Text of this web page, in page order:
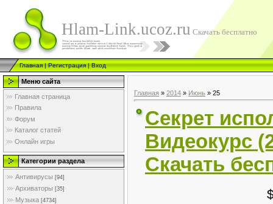
Hlam-Link.ucoz.ru Скачать бесплатно
Главная|Регистрация|Вход
Меню сайта
Главная страница
Правила
Форум
Каталог статей
Онлайн игры
Категории раздела
Антивирусы [94]
Архиваторы [35]
Музыка [4734]
Главная » 2014 » Июнь » 25
Секрет
Видеокурс
Скачать